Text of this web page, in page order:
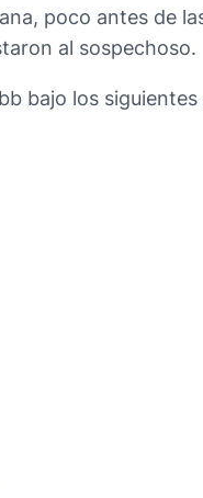
poco antes de
al sospechoso.
bajo los siguientes